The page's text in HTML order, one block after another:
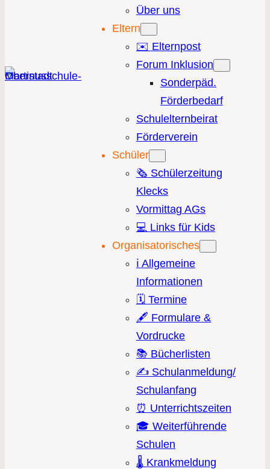
Über uns
Eltern
✉️ Elternpost
Forum Inklusion
Sonderpäd.
Förderbedarf
Schulelternbeirat
Förderverein
Schüler
🗞️ Schülerzeitung
Klecks
Vormittag AGs
💻 Links für Kids
Organisatorisches
ℹ️ Allgemeine
Informationen
🗓️ Termine
🖋️ Formulare &
Vordrucke
📚 Bücherlisten
✍️ Schulanmeldung/
Schulanfang
⏰ Unterrichtszeiten
🎓 Weiterführende
Schulen
🌡️ Krankmeldung